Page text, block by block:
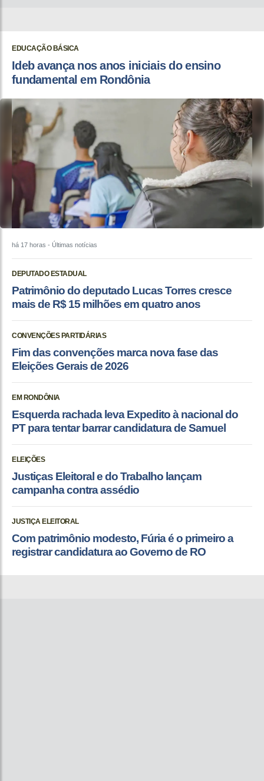
EDUCAÇÃO BÁSICA
Ideb avança nos anos iniciais do ensino
fundamental em Rondônia
há 17 horas - Últimas notícias
DEPUTADO ESTADUAL
Patrimônio do deputado Lucas Torres cresce
mais de R$ 15 milhões em quatro anos
CONVENÇÕES PARTIDÁRIAS
Fim das convenções marca nova fase das
Eleições Gerais de 2026
EM RONDÔNIA
Esquerda rachada leva Expedito à nacional do
PT para tentar barrar candidatura de Samuel
ELEIÇÕES
Justiças Eleitoral e do Trabalho lançam
campanha contra assédio
JUSTIÇA ELEITORAL
Com patrimônio modesto, Fúria é o primeiro a
registrar candidatura ao Governo de RO